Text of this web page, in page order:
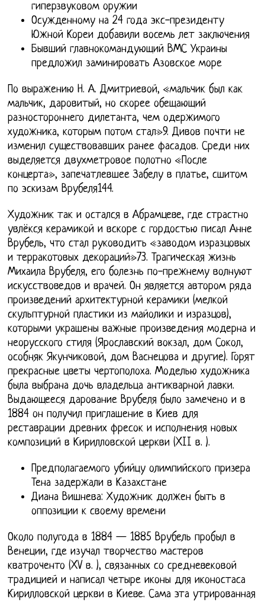
гиперзвуковом оружии
Осужденному на 24 года экс-президенту
Южной Кореи добавили восемь лет заключения
Бывший главнокомандующий ВМС Украины
предложил заминировать Азовское море
По выражению Н. А. Дмитриевой, «мальчик был как
мальчик, даровитый, но скорее обещающий
разностороннего дилетанта, чем одержимого
художника, которым потом стал»9. Дивов почти не
изменил существовавших ранее фасадов. Среди них
выделяется двухметровое полотно «После
концерта», запечатлевшее Забелу в платье, сшитом
по эскизам Врубеля144.
Художник так и остался в Абрамцеве, где страстно
увлёкся керамикой и вскоре с гордостью писал Анне
Врубель, что стал руководить «заводом изразцовых
и терракотовых декораций»73. Трагическая жизнь
Михаила Врубеля, его болезнь по-прежнему волнуют
искусствоведов и врачей. Он является автором ряда
произведений архитектурной керамики (мелкой
скульптурной пластики из майолики и изразцов),
которыми украшены важные произведения модерна и
неорусского стиля (Ярославский вокзал, дом Сокол,
особняк Якунчиковой, дом Васнецова и другие). Горят
прекрасные цветы чертополоха. Моделью художника
была выбрана дочь владельца антикварной лавки.
Выдающееся дарование Врубеля было замечено и в
1884 он получил приглашение в Киев для
реставрации древних фресок и исполнения новых
композиций в Кирилловской церкви (XII в. ).
Предполагаемого убийцу олимпийского призера
Тена задержали в Казахстане
Диана Вишнева: Художник должен быть в
оппозиции к своему времени
Около полугода в 1884 — 1885 Врубель пробыл в
Венеции, где изучал творчество мастеров
кватроченто (XV в. ), связанных со средневековой
традицией и написал четыре иконы для иконостаса
Кирилловской церкви в Киеве. Сама эта утрированная